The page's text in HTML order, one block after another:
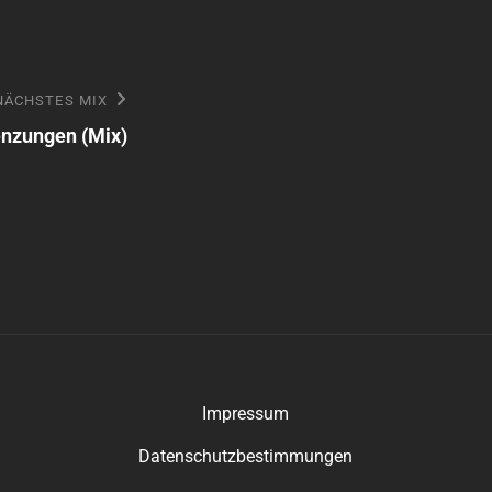
MIX
(Mix)
Impressum
Datenschutzbestimmungen